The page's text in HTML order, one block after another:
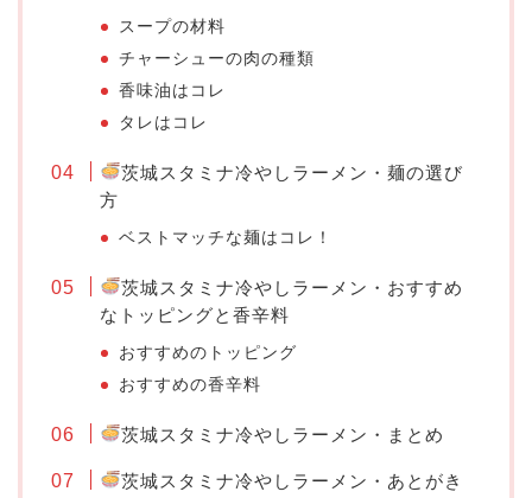
スープの材料
チャーシューの肉の種類
香味油はコレ
タレはコレ
茨城スタミナ冷やしラーメン・麺の選び
方
ベストマッチな麺はコレ！
茨城スタミナ冷やしラーメン・おすすめ
なトッピングと香辛料
おすすめのトッピング
おすすめの香辛料
茨城スタミナ冷やしラーメン・まとめ
茨城スタミナ冷やしラーメン・あとがき